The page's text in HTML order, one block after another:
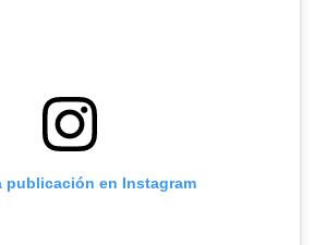
publicación en Instagram